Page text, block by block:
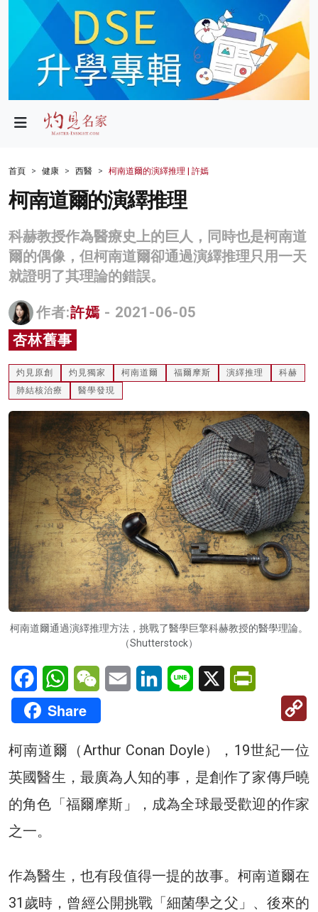
政局
財經
生活
商業
科技
影片
名家榜
灼見活動
關於我們
首頁 健康 西醫 柯南道爾的演繹推理 | 許嫣
柯南道爾的演繹推理
科赫教授作為醫療史上的巨人，同時也是柯南道
爾的偶像，但柯南道爾卻通過演繹推理只用一天
就證明了其理論的錯誤。
作者:許嫣 - 2021-06-05
杏林舊事
灼見原創 灼見獨家 柯南道爾 福爾摩斯 演繹推理
科赫
肺結核治療
醫學發現
柯南道爾通過演繹推理方法，挑戰了醫學巨擎科赫教授的醫學理論。
（Shutterstock）
FacebookWhatsAppWeChatEmail LinkedInLine X
Share
柯南道爾（Arthur Conan Doyle），19世紀一位
英國醫生，最廣為人知的事，是創作了家傳戶曉
的角色「福爾摩斯」，成為全球最受歡迎的作家
之一。
作為醫生，也有段值得一提的故事。柯南道爾在
31歲時，曾經公開挑戰「細菌學之父」、後來的